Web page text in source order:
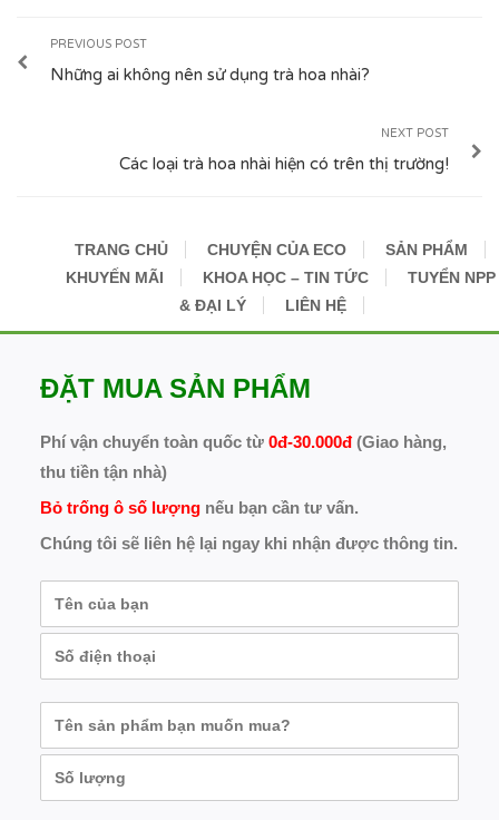
PREVIOUS POST
Những ai không nên sử dụng trà hoa nhài?
NEXT POST
Các loại trà hoa nhài hiện có trên thị trường!
TRANG CHỦ CHUYỆN CỦA ECO
SẢN PHẨM
KHUYẾN MÃI
KHOA HỌC – TIN TỨC
TUYỂN NPP
& ĐẠI LÝ
LIÊN HỆ
ĐẶT MUA SẢN PHẨM
Phí vận chuyển toàn quốc từ 0đ-30.000đ(Giao hàng,
thu tiền tận nhà)
Bỏ trống ô số lượngnếu bạn cần tư vấn.
Chúng tôi sẽ liên hệ lại ngay khi nhận được thông tin.